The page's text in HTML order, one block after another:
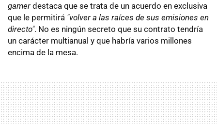
gamer destaca que se trata de un acuerdo en exclusiva
que le permitirá "volver a las raíces de sus emisiones en
directo". No es ningún secreto que su contrato tendría
un carácter multianual y que habría varios millones
encima de la mesa.